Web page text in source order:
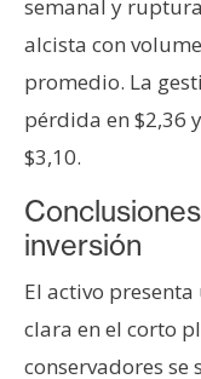
semanal y
alcista con
promedio. La
pérdida en $2,36
$3,10.
inversión
El activo
clara en el corto
conservadores